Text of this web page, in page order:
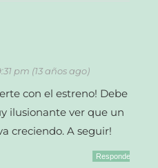
pm (13 años ago)
con el estreno! Debe
ilusionante ver que un
creciendo. A seguir!
Responder